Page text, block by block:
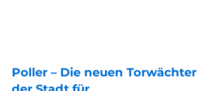
Poller – Die neuen Torwächter